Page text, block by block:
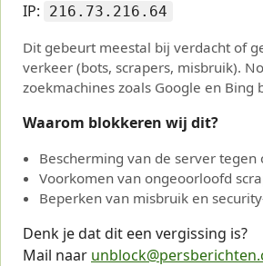
IP: 216.73.216.64
Dit gebeurt meestal bij verdacht of
verkeer (bots, scrapers, misbruik).
zoekmachines zoals Google en Bing
Waarom blokkeren wij dit?
Bescherming van de server tegen
Voorkomen van ongeoorloofd
Beperken van misbruik en
Denk je dat dit een vergissing is?
Mail naar